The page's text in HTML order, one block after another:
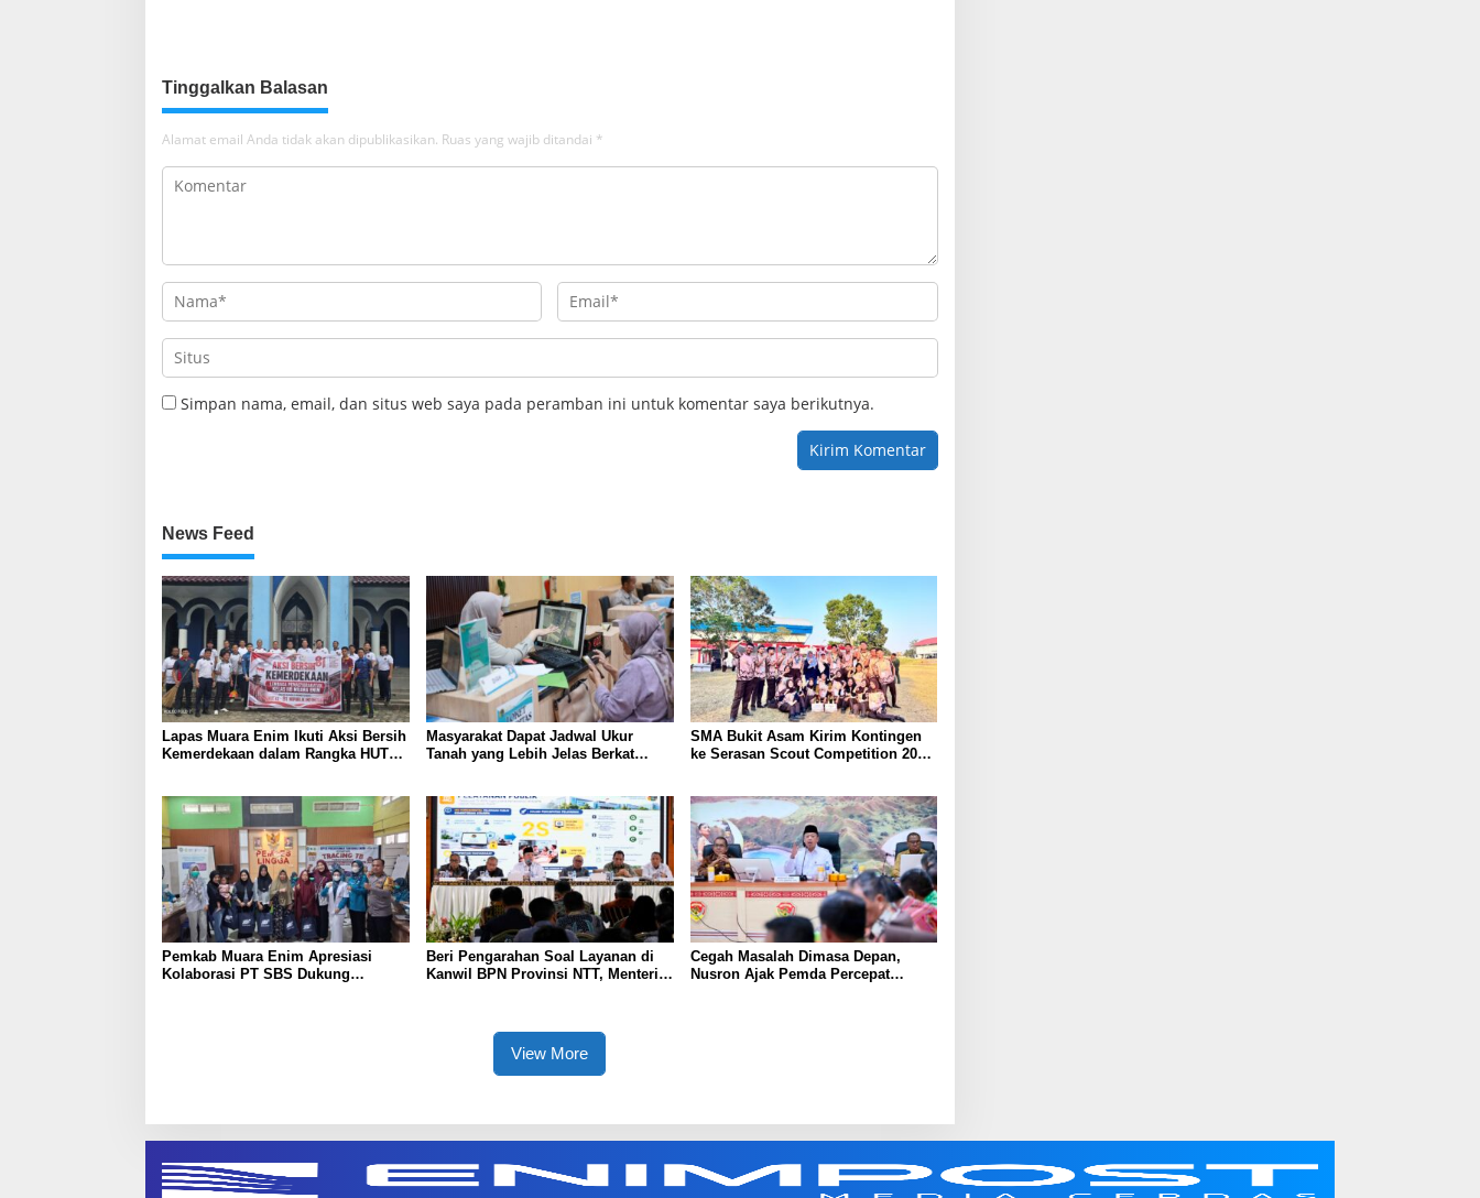
Tinggalkan Balasan
Alamat email Anda tidak akan dipublikasikan. Ruas yang wajib ditandai *
Simpan nama, email, dan situs web saya pada peramban ini untuk komentar saya berikutnya.
News Feed
Lapas Muara Enim Ikuti Aksi Bersih
Kemerdekaan dalam Rangka HUT
Masyarakat Dapat Jadwal Ukur
Tanah yang Lebih Jelas Berkat
SMA Bukit Asam Kirim Kontingen
ke Serasan Scout Competition 2026,
Pemkab Muara Enim Apresiasi
Kolaborasi PT SBS Dukung
Beri Pengarahan Soal Layanan di
Kanwil BPN Provinsi NTT, Menteri
Cegah Masalah Dimasa Depan,
Nusron Ajak Pemda Percepat
View More